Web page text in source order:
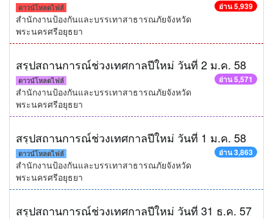
ดาวน์โหลดไฟล์ อ่าน 5,939
สำนักงานป้องกันและบรรเทาสาธารณภัยจังหวัด
พระนครศรีอยุธยา
สรุปสถานการณ์ช่วงเทศกาลปีใหม่ วันที่ 2 ม.ค. 58
ดาวน์โหลดไฟล์ อ่าน 5,571
สำนักงานป้องกันและบรรเทาสาธารณภัยจังหวัด
พระนครศรีอยุธยา
สรุปสถานการณ์ช่วงเทศกาลปีใหม่ วันที่ 1 ม.ค. 58
ดาวน์โหลดไฟล์ อ่าน 3,863
สำนักงานป้องกันและบรรเทาสาธารณภัยจังหวัด
พระนครศรีอยุธยา
สรุปสถานการณ์ช่วงเทศกาลปีใหม่ วันที่ 31 ธ.ค. 57